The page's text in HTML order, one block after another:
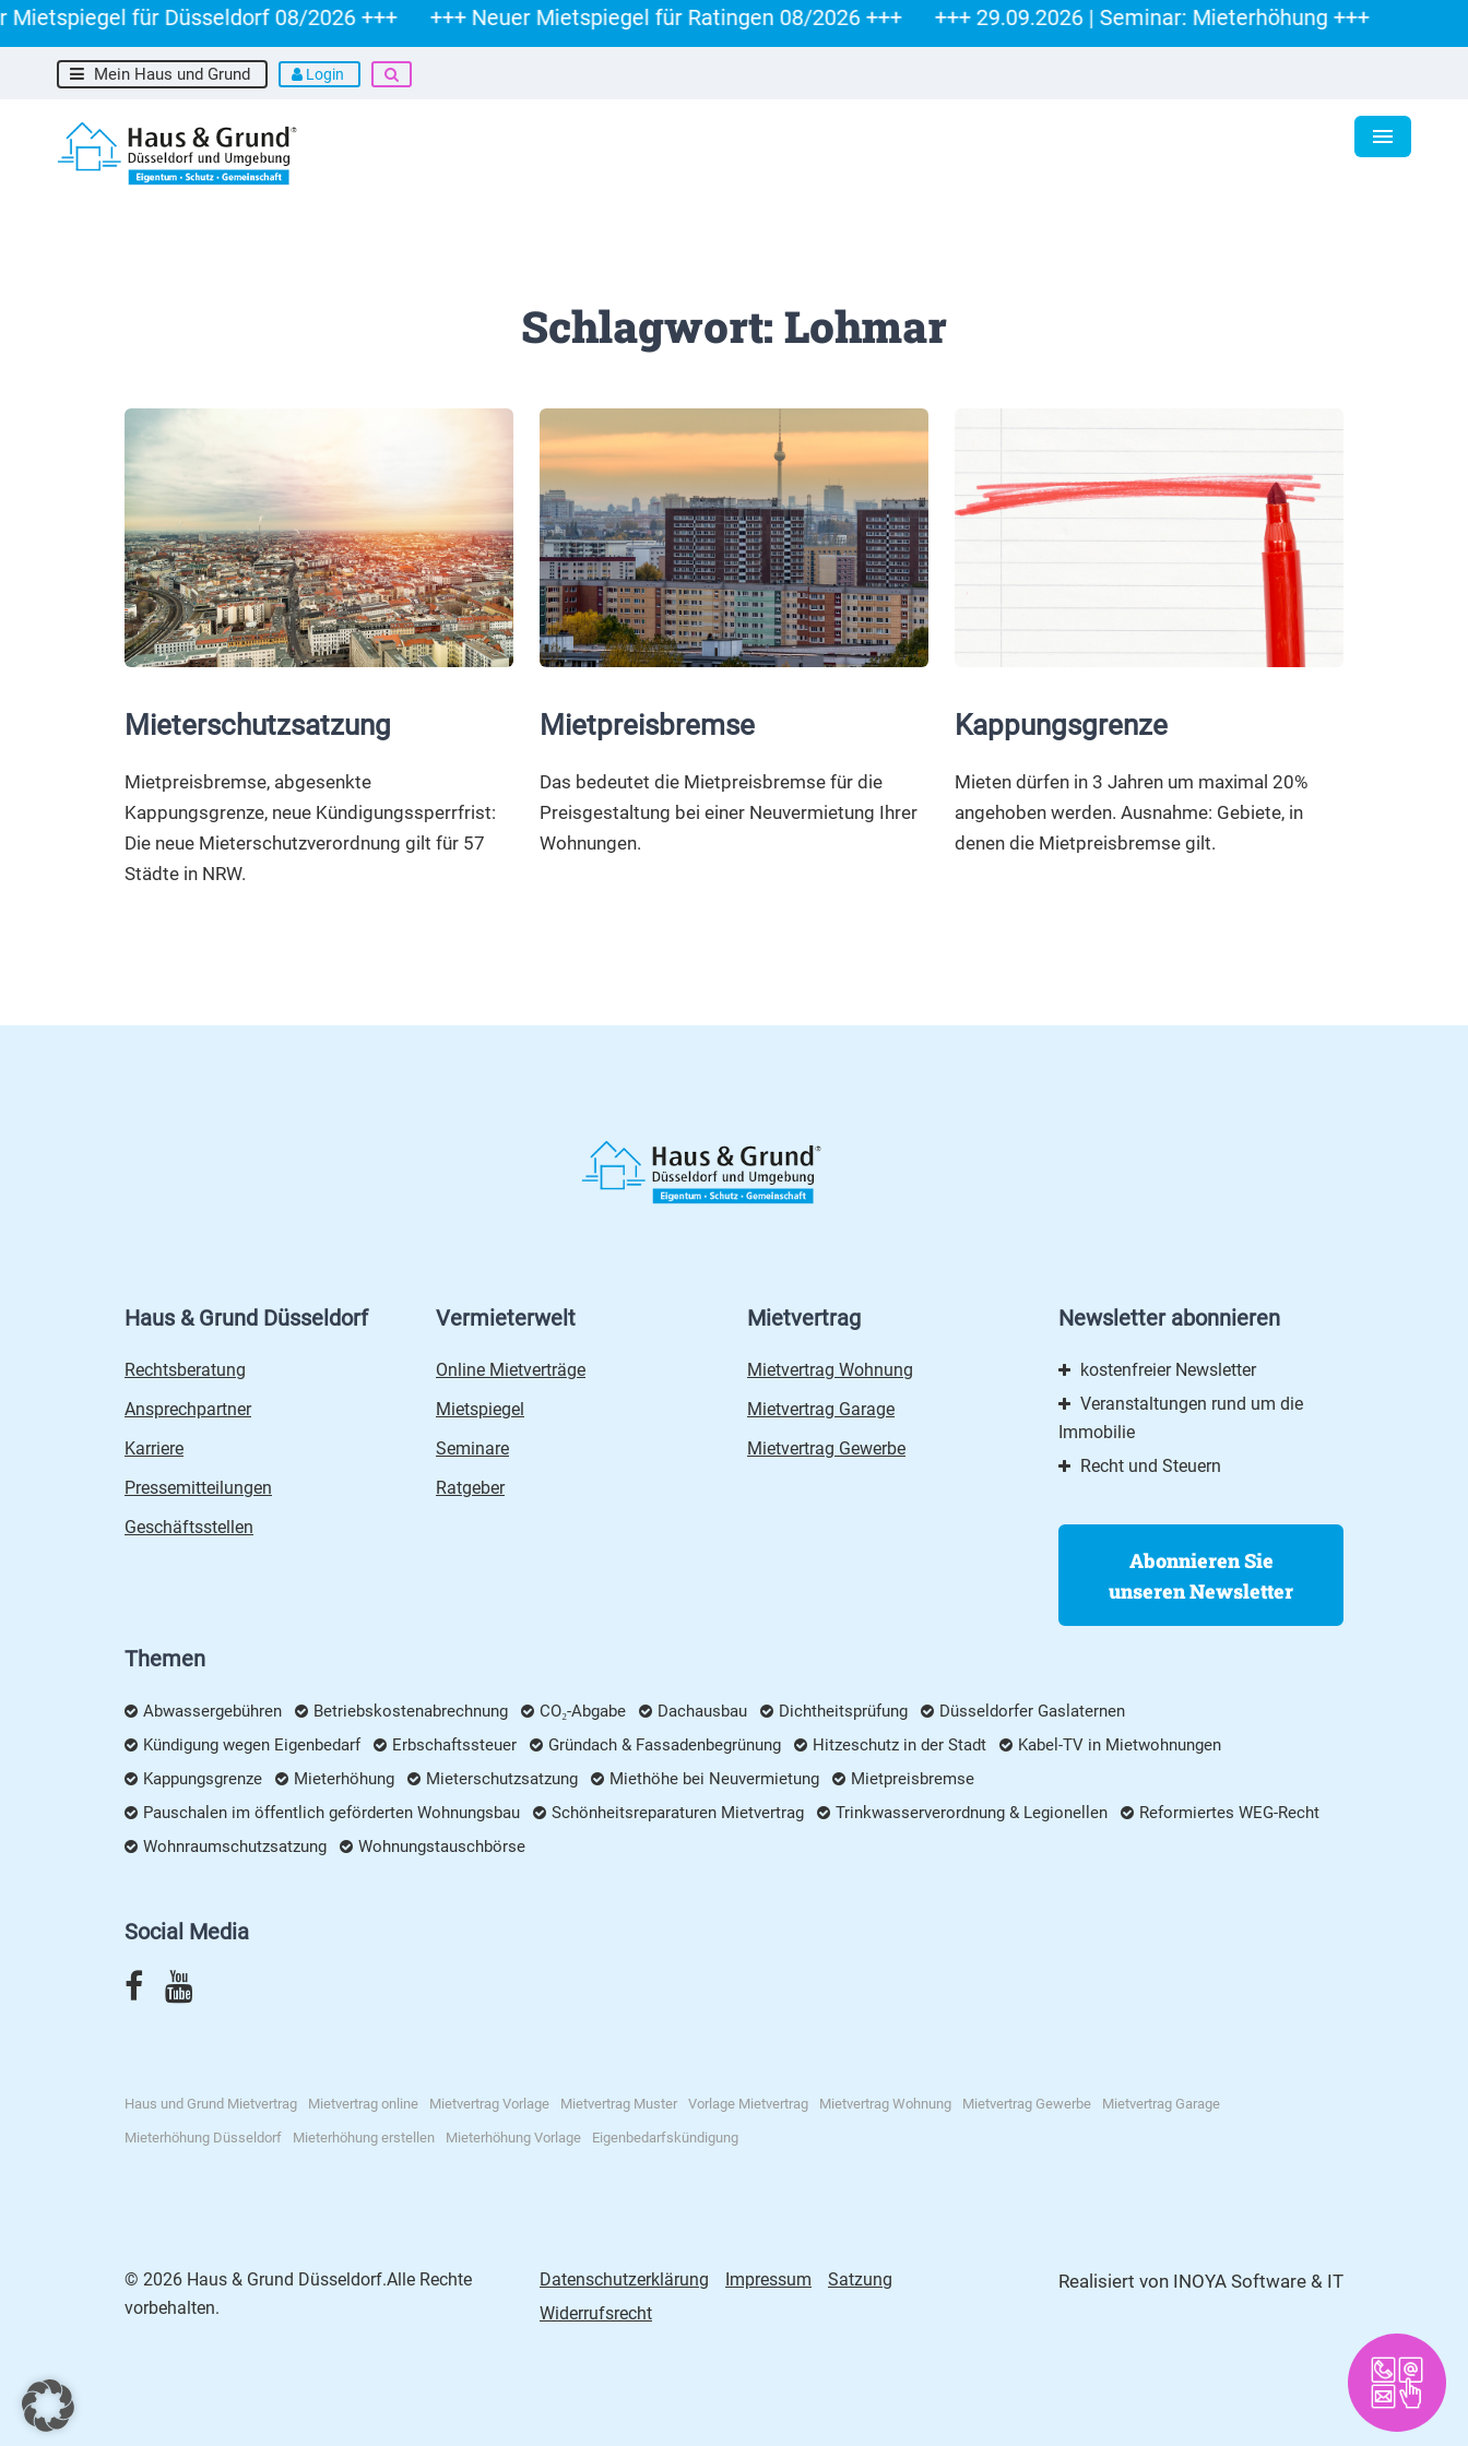
für Düsseldorf 08/2026 +++ +++ Neuer Mietspiegel für Ratingen 08/2026 +++ +++ 29.09.2026 | Seminar: Mieterhöhung +++
Mein Haus und Grund Login
Schlagwort: Lohmar
Mieterschutzsatzung
Mietpreisbremse, abgesenkte
Kappungsgrenze, neue Kündigungssperrfrist:
Die neue Mieterschutzverordnung gilt für 57
Städte in NRW.
Mietpreisbremse
Das bedeutet die Mietpreisbremse für die
Preisgestaltung bei einer Neuvermietung Ihrer
Wohnungen.
Kappungsgrenze
Mieten dürfen in 3 Jahren um maximal 20%
angehoben werden. Ausnahme: Gebiete, in
denen die Mietpreisbremse gilt.
Haus & Grund Düsseldorf
Rechtsberatung
Ansprechpartner
Karriere
Pressemitteilungen
Geschäftsstellen
Vermieterwelt
Online Mietverträge
Mietspiegel
Seminare
Ratgeber
Mietvertrag
Mietvertrag Wohnung
Mietvertrag Garage
Mietvertrag Gewerbe
Newsletter abonnieren
kostenfreier Newsletter
Veranstaltungen rund um die
Immobilie
Recht und Steuern
Abonnieren Sie
unseren Newsletter
Themen
Abwassergebühren Betriebskostenabrechnung CO₂-Abgabe Dachausbau Dichtheitsprüfung
Düsseldorfer Gaslaternen
Kündigung wegen Eigenbedarf
Erbschaftssteuer Gründach & Fassadenbegrünung Hitzeschutz in der Stadt
Kabel-TV in Mietwohnungen
Kappungsgrenze
Mieterhöhung Mieterschutzsatzung Miethöhe bei Neuvermietung
Mietpreisbremse
Pauschalen im öffentlich geförderten Wohnungsbau
Schönheitsreparaturen Mietvertrag Trinkwasserverordnung & Legionellen
Reformiertes WEG-Recht
Wohnraumschutzsatzung
Wohnungstauschbörse
Social Media
Haus und Grund Mietvertrag Mietvertrag online Mietvertrag Vorlage Mietvertrag Muster Vorlage Mietvertrag Mietvertrag Wohnung Mietvertrag Gewerbe Mietvertrag Garage
Mieterhöhung Düsseldorf Mieterhöhung erstellen Mieterhöhung Vorlage Eigenbedarfskündigung
© 2026 Haus & Grund Düsseldorf.Alle Rechte
vorbehalten.
Datenschutzerklärung Impressum
Satzung
Widerrufsrecht
Realisiert von INOYA Software & IT